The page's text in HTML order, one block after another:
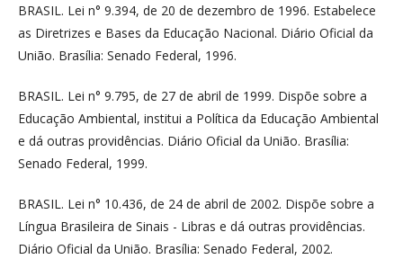
BRASIL. Lei n° 9.394, de 20 de dezembro de 1996. Estabelece
as Diretrizes e Bases da Educação Nacional. Diário Oficial da
União. Brasília: Senado Federal, 1996.
BRASIL. Lei n° 9.795, de 27 de abril de 1999. Dispõe sobre a
Educação Ambiental, institui a Política da Educação Ambiental
e dá outras providências. Diário Oficial da União. Brasília:
Senado Federal, 1999.
BRASIL. Lei n° 10.436, de 24 de abril de 2002. Dispõe sobre a
Língua Brasileira de Sinais - Libras e dá outras providências.
Diário Oficial da União. Brasília: Senado Federal, 2002.